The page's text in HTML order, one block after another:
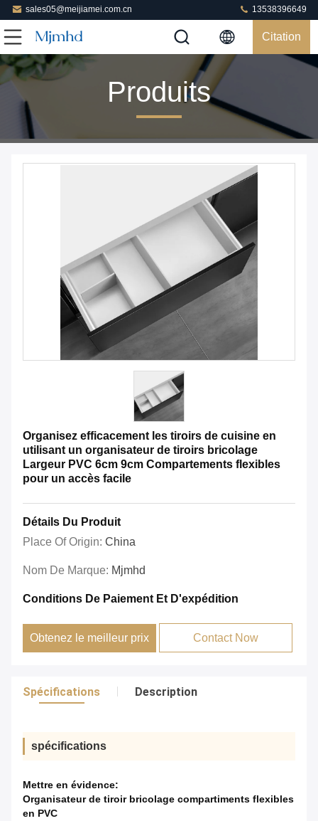
sales05@meijiamei.com.cn 13538396649
Citation
Produits
Organisez efficacement les tiroirs de cuisine en
utilisant un organisateur de tiroirs bricolage
Largeur PVC 6cm 9cm Compartements flexibles
pour un accès facile
Détails Du Produit
Place Of Origin: China
Nom De Marque: Mjmhd
Conditions De Paiement Et D'expédition
Obtenez le meilleur prix Contact Now
Spécifications Description
spécifications
Mettre en évidence:
Organisateur de tiroir bricolage compartiments flexibles
en PVC